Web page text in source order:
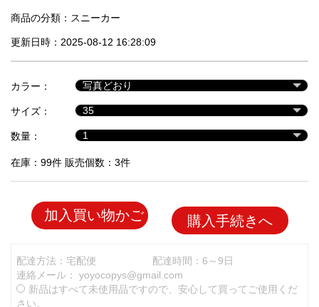
商
セ
ル
品
商品の分類： スニーカー
更新日時：2025-08-12 16:28:09
カラー：
サイズ：
数量：
在庫：99件 販売個数：3件
加入買い物かご 購入手続きへ
配達方法：宅配便
配達時間：6～9日
連絡メール： yoyocopys@gmail.com
新品はすべて未使用品ですので、安心して買ってご使用くだ
さい。